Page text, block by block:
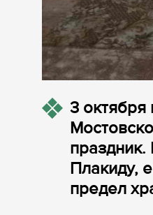
3 октября
Плакиду,
предел